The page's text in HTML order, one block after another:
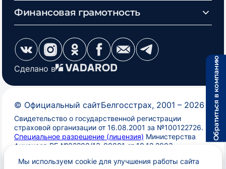
Финансовая грамотность
Сделано в
© Официальный сайтБелгосстрах, 2001 – 2026
Свидетельство о государственной регистрации
страховой организации от 16.08.2001 за №100122726.
Специальное разрешение (лицензия) Министерства
финансов РБ №02200/13-00001 от 10.12.2003
Мы используем cookie для улучшения работы сайта
Обратиться в компанию